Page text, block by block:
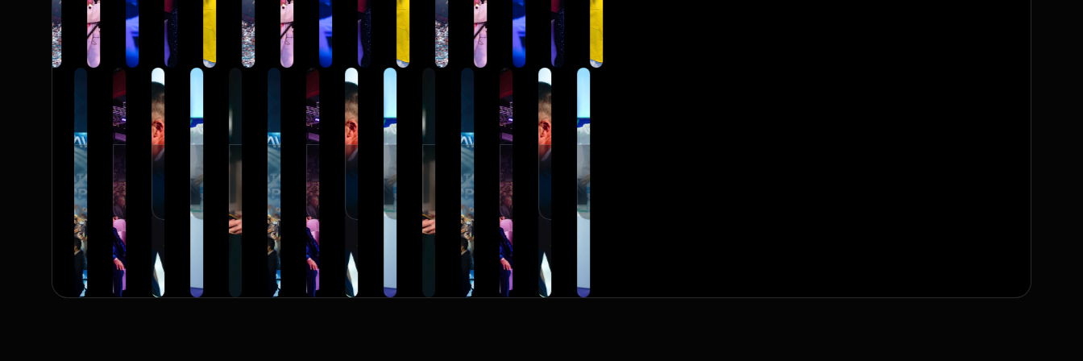
Ljubljana
666
Ljubljana
222
Ljubljana
333
Ljubljana
Ljubljana
Ljubljana
333
Ljubljana
333
Ljubljana
LjubljanaLjubljana
333
Ljubljana
666
Ljubljana
222
Ljubljana
333
Ljubljana
Ljubljana
Ljubljana
333
Ljubljana
333
Ljubljana
LjubljanaLjubljana
333
Ljubljana
666
Ljubljana
222
Ljubljana
333
Ljubljana
Ljubljana
Ljubljana
333
Ljubljana
333
Ljubljana